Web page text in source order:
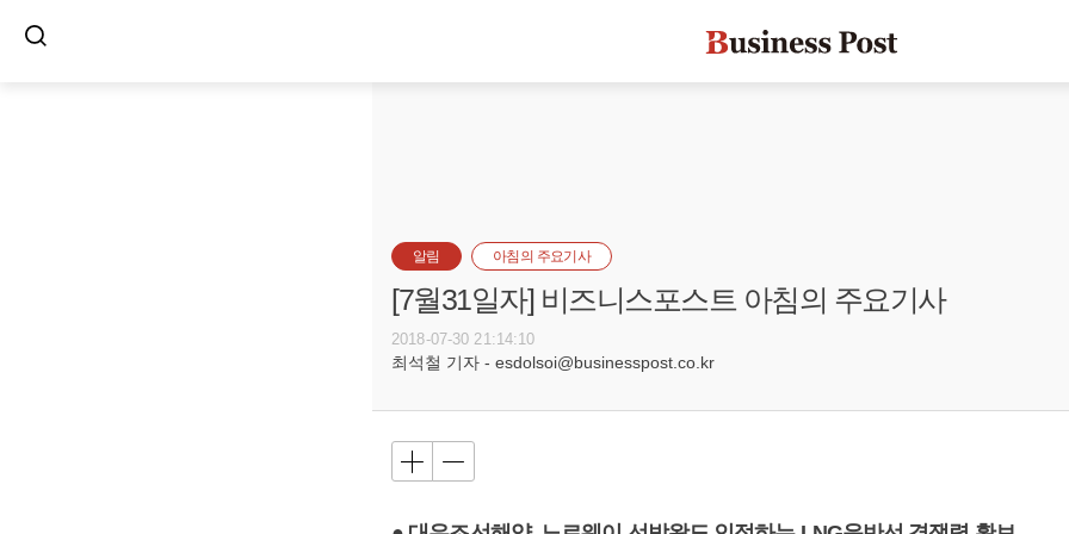
알림 아침의 주요기사
[7월31일자] 비즈니스포스트 아침의 주요기사
2018-07-30 21:14:10
최석철 기자 - esdolsoi@businesspost.co.kr